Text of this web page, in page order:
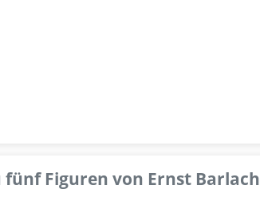
fünf Figuren von Ernst Barlach